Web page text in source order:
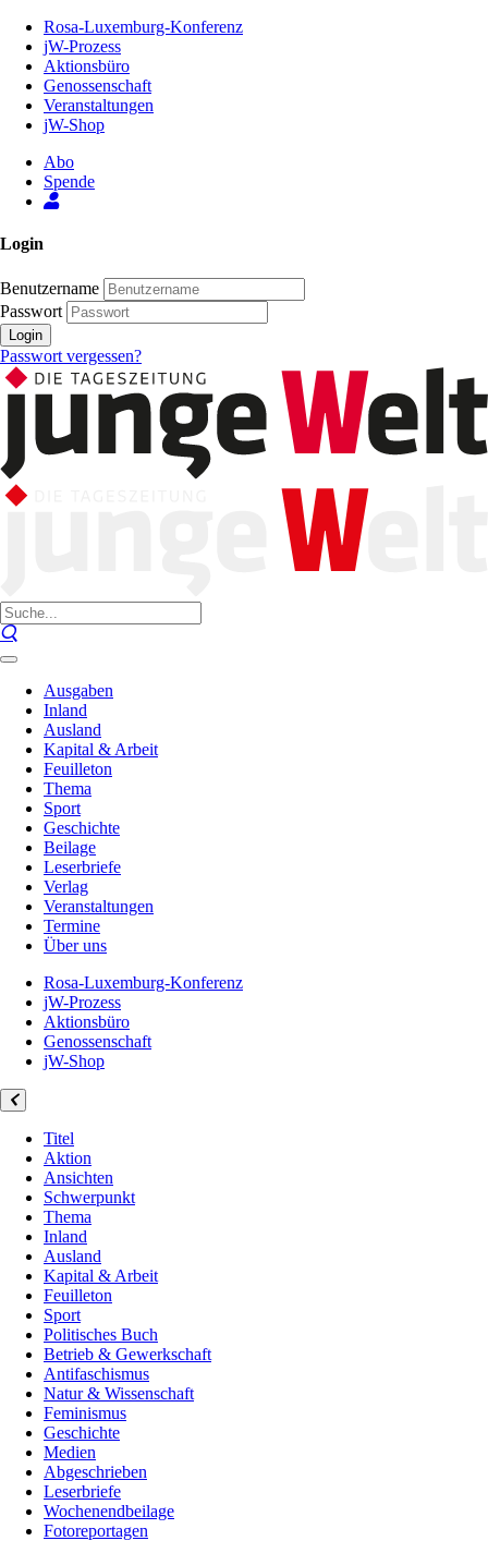
Inhalt
Seite
Rosa-Luxemburg-Konferenz
jW-Prozess
Aktionsbüro
Genossenschaft
Veranstaltungen
jW-Shop
Abo
Spende
Login
Benutzername
Passwort
Login
Passwort vergessen?
Ausgaben
Inland
Ausland
Kapital & Arbeit
Feuilleton
Thema
Sport
Geschichte
Beilage
Leserbriefe
Verlag
Veranstaltungen
Termine
Über uns
Rosa-Luxemburg-Konferenz
jW-Prozess
Aktionsbüro
Genossenschaft
jW-Shop
Titel
Aktion
Ansichten
Schwerpunkt
Thema
Inland
Ausland
Kapital & Arbeit
Feuilleton
Sport
Politisches Buch
Betrieb & Gewerkschaft
Antifaschismus
Natur & Wissenschaft
Feminismus
Geschichte
Medien
Abgeschrieben
Leserbriefe
Wochenendbeilage
Fotoreportagen